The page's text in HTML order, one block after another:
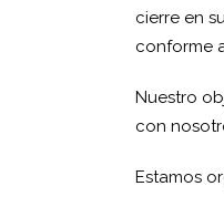
cierre en
conforme
Nuestro
con
Estamos